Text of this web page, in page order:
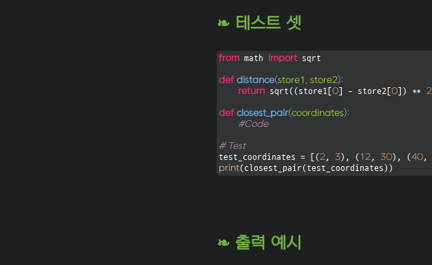
❧ 테스트 셋
from math import sqrt
def distance(store1, store2):
return sqrt((store1[0] - store2[0]) ** 2
def closest_pair(coordinates):
#Code
# Test
test_coordinates = [(2 , 3), (12 , 30), (40,
print(closest_pair(test_coordinates))
❧ 출력 예시